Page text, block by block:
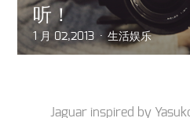
听！
1 月 02,2013 生活娱乐
Jaguar inspired by